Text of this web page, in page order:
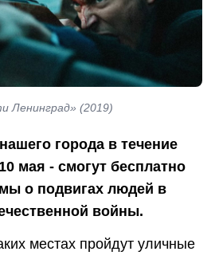
Ленинград» (2019)
города в течение
мая - смогут бесплатно
о подвигах людей в
войны.
местах пройдут уличные